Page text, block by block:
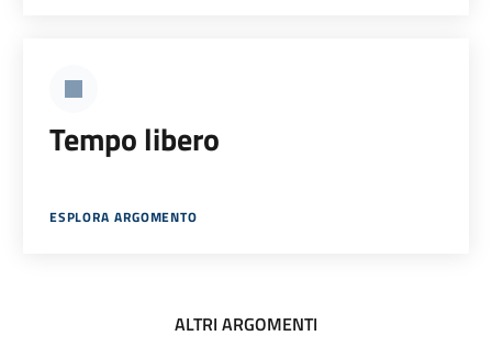
Tempo libero
ESPLORA ARGOMENTO
ALTRI ARGOMENTI